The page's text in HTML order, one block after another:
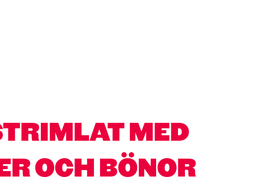
MED
OCH BÖNOR